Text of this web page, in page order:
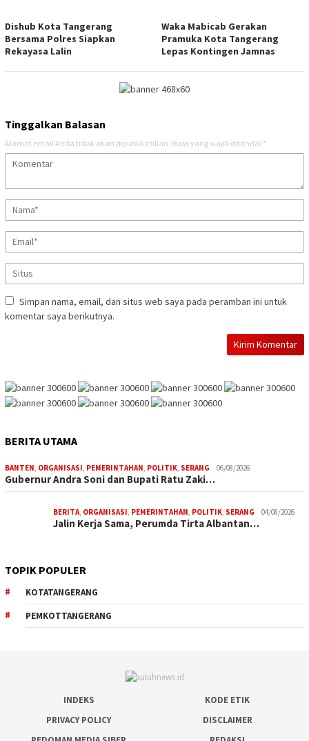
Dishub Kota Tangerang
Bersama Polres Siapkan
Rekayasa Lalin
Waka Mabicab Gerakan
Pramuka Kota Tangerang
Lepas Kontingen Jamnas
Tinggalkan Balasan
Alamat email Anda tidak akan dipublikasikan. Ruas yang wajib ditandai *
Simpan nama, email, dan situs web saya pada peramban ini untuk
komentar saya berikutnya.
BERITA UTAMA
BANTEN, ORGANISASI, PEMERINTAHAN, POLITIK, SERANG 06/08/2026
Gubernur Andra Soni dan Bupati Ratu Zaki…
BERITA, ORGANISASI, PEMERINTAHAN, POLITIK, SERANG 04/08/2026
Jalin Kerja Sama, Perumda Tirta Albantan…
TOPIK POPULER
KOTATANGERANG
PEMKOTTANGERANG
INDEKS
KODE ETIK
PRIVACY POLICY
DISCLAIMER